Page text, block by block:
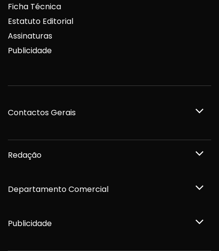
Ficha Técnica
Estatuto Editorial
Assinaturas
Publicidade
Contactos Gerais
Redação
Departamento Comercial
Publicidade